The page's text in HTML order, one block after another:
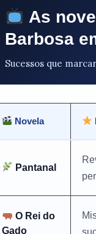
As
Barbosa
Sucessos que
Novela
Pantanal
O Rei do
Gado